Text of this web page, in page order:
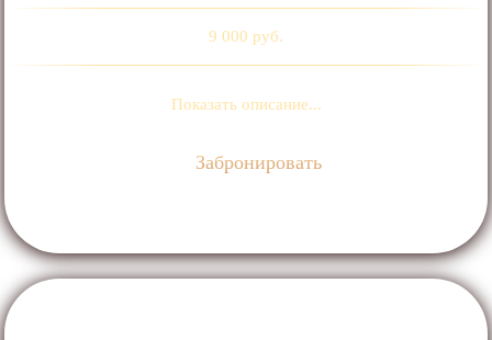
9 000 руб.
Показать описание...
Забронировать